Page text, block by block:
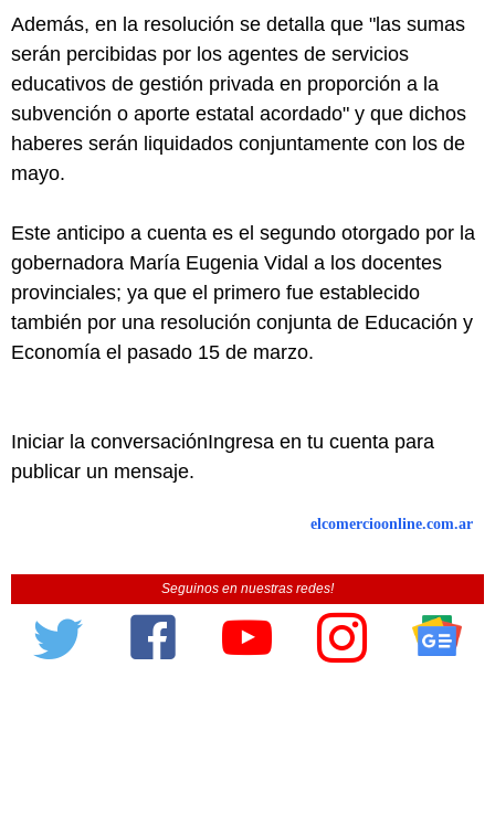
Además, en la resolución se detalla que "las sumas
serán percibidas por los agentes de servicios
educativos de gestión privada en proporción a la
subvención o aporte estatal acordado" y que dichos
haberes serán liquidados conjuntamente con los de
mayo.
Este anticipo a cuenta es el segundo otorgado por la
gobernadora María Eugenia Vidal a los docentes
provinciales; ya que el primero fue establecido
también por una resolución conjunta de Educación y
Economía el pasado 15 de marzo.
Iniciar la conversaciónIngresa en tu cuenta para
publicar un mensaje.
elcomercioonline.com.ar
Seguinos en nuestras redes!